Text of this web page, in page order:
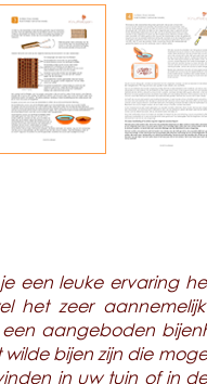
een leuke ervaring
het zeer
aangeboden
bijen zijn die
in uw tuin of in